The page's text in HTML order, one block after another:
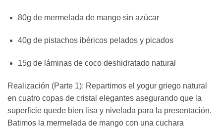
80g de mermelada de mango sin azúcar
40g de pistachos ibéricos pelados y picados
15g de láminas de coco deshidratado natural
Realización (Parte 1): Repartimos el yogur griego natural
en cuatro copas de cristal elegantes asegurando que la
superficie quede bien lisa y nivelada para la presentación.
Batimos la mermelada de mango con una cuchara